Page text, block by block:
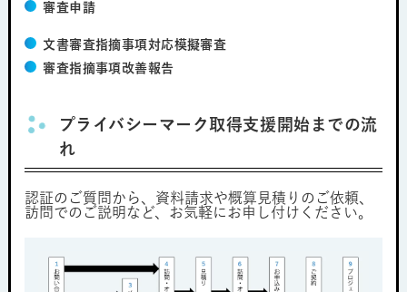
審査申請
文書審査指摘事項対応模擬審査
審査指摘事項改善報告
プライバシーマーク取得支援開始までの流
れ
認証のご質問から、資料請求や概算見積りのご依頼、
訪問でのご説明など、お気軽にお申し付けください。